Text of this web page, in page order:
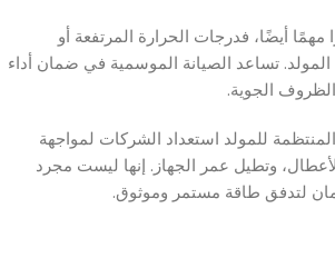
مهمًا أيضًا، فدرجات الحرارة المرتفعة أو
تساعد الصيانة الموسمية في ضمان أداء
الجوية.
للمولد استعداد الشركات لمواجهة
وتطيل عمر الجهاز. إنها ليست مجرد
لتدفق طاقة مستمر وموثوق.